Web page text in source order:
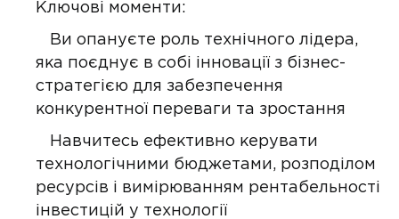
Ключові моменти:
Ви опануєте роль технічного лідера,
яка поєднує в собі інновації з бізнес-
стратегією для забезпечення
конкурентної переваги та зростання
Навчитесь ефективно керувати
технологічними бюджетами, розподілом
ресурсів і вимірюванням рентабельності
інвестицій у технології